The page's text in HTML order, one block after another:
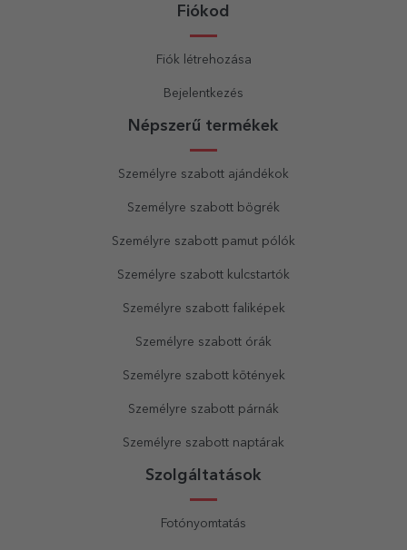
Fiókod
Fiók létrehozása
Bejelentkezés
Népszerű termékek
Személyre szabott ajándékok
Személyre szabott bögrék
Személyre szabott pamut pólók
Személyre szabott kulcstartók
Személyre szabott faliképek
Személyre szabott órák
Személyre szabott kötények
Személyre szabott párnák
Személyre szabott naptárak
Szolgáltatások
Fotónyomtatás